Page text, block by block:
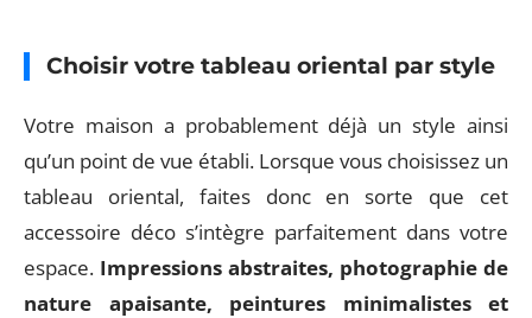
Choisir votre tableau oriental par style
Votre maison a probablement déjà un style ainsi
qu’un point de vue établi. Lorsque vous choisissez un
tableau oriental, faites donc en sorte que cet
accessoire déco s’intègre parfaitement dans votre
espace. Impressions abstraites, photographie de
nature apaisante, peintures minimalistes et